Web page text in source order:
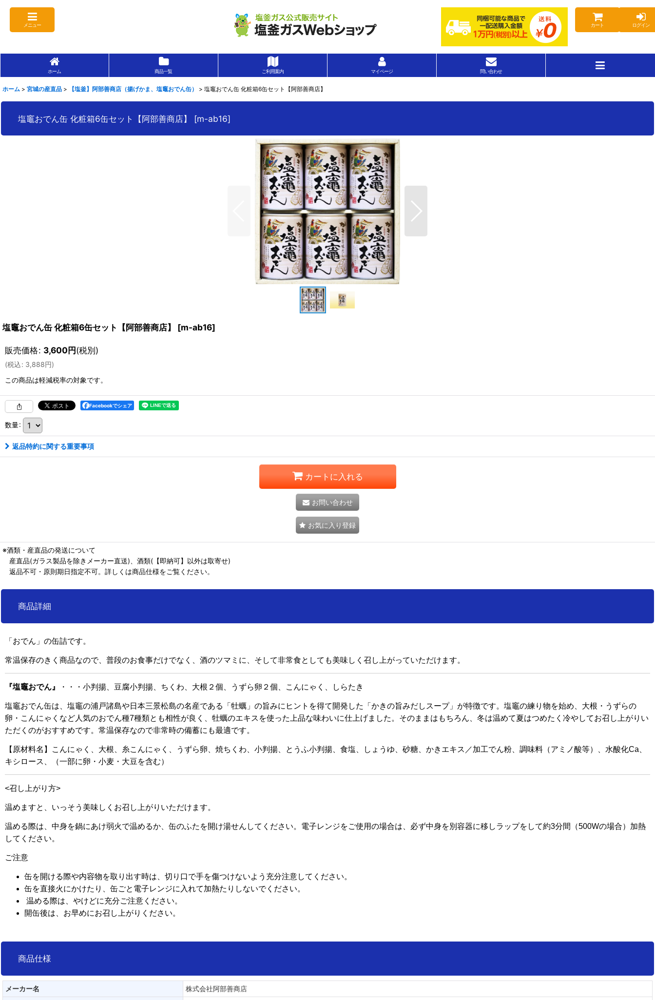
メニュー カート ログイン
ホーム 商品一覧 ご利用案内 マイページ 問い合わせ
ホーム > 宮城の産直品 > 【塩釜】阿部善商店（揚げかま、塩竈おでん缶） > 塩竈おでん缶 化粧箱6缶セット【阿部善商店】
塩竈おでん缶 化粧箱6缶セット【阿部善商店】 [m-ab16]
塩竈おでん缶 化粧箱6缶セット【阿部善商店】 [m-ab16]
販売価格: 3,600円(税別)
(税込: 3,888円)
この商品は軽減税率の対象です。
Facebookでシェア
数量:
返品特約に関する重要事項
カートに入れる
お問い合わせ
お気に入り登録
※酒類・産直品の発送について
産直品(ガラス製品を除きメーカー直送)、酒類(【即納可】以外は取寄せ)
返品不可・原則期日指定不可。詳しくは商品仕様をご覧ください。
商品詳細
「おでん」の缶詰です。
常温保存のきく商品なので、普段のお食事だけでなく、酒のツマミに、そして非常食としても美味しく召し上がっていただけます。
『塩竈おでん』 ・・・小判揚、豆腐小判揚、ちくわ、大根２個、うずら卵２個、こんにゃく、しらたき
塩竈おでん缶は、塩竈の浦戸諸島や日本三景松島の名産である「牡蠣」の旨みにヒントを得て開発した「かきの旨みだしスープ」が特徴です。塩竈の練り物を始め、大根・うずらの
卵・こんにゃくなど人気のおでん種7種類とも相性が良く、牡蠣のエキスを使った上品な味わいに仕上げました。そのままはもちろん、冬は温めて夏はつめたく冷やしてお召し上がりい
ただくのがおすすめです。常温保存なので非常時の備蓄にも最適です。
【原材料名】こんにゃく、大根、糸こんにゃく、うずら卵、焼ちくわ、小判揚、とうふ小判揚、食塩、しょうゆ、砂糖、かきエキス／加工でん粉、調味料（アミノ酸等）、水酸化Ca、
キシロース、（一部に卵・小麦・大豆を含む）
<召し上がり方>
温めますと、いっそう美味しくお召し上がりいただけます。
温める際は、中身を鍋にあけ弱火で温めるか、缶のふたを開け湯せんしてください。電子レンジをご使用の場合は、必ず中身を別容器に移しラップをして約3分間（500Wの場合）加熱
してください。
ご注意
缶を開ける際や内容物を取り出す時は、切り口で手を傷つけないよう充分注意してください。
缶を直接火にかけたり、缶ごと電子レンジに入れて加熱たりしないでください。
温める際は、やけどに充分ご注意ください。
開缶後は、お早めにお召し上がりください。
商品仕様
メーカー名
株式会社阿部善商店